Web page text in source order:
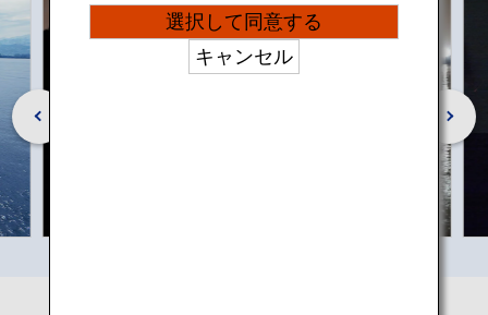
選択して同意する
キャンセル